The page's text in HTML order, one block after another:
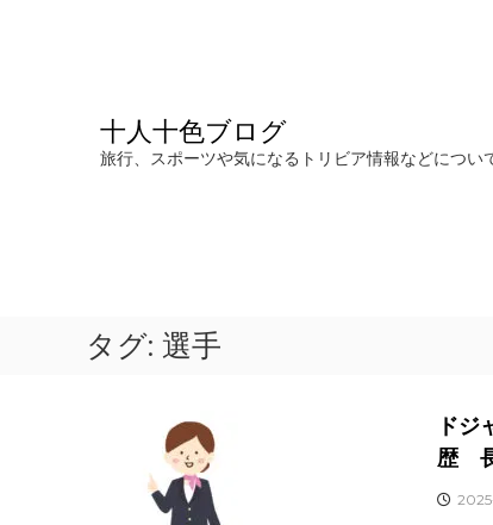
十人十色ブログ
旅行、スポーツや気になるトリビア情報などに
タグ: 選手
ド
歴